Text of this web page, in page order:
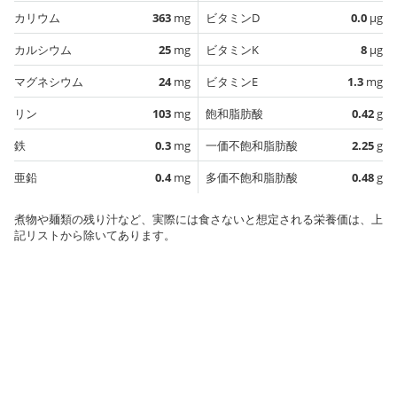
カリウム
363 mg
カルシウム
25 mg
マグネシウム
24mg
リン
103 mg
鉄
0.3 mg
亜鉛
0.4mg
ビタミンD
0.0 µg
ビタミンK
8 µg
ビタミンE
1.3 mg
飽和脂肪酸
0.42g
一価不飽和脂肪酸
2.25g
多価不飽和脂肪酸
0.48g
煮物や麺類の残り汁など、実際には食さないと想定される栄養価は、上
記リストから除いてあります。